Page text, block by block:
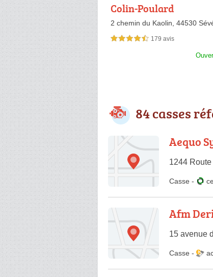
Colin-Poulard
2 chemin du Kaolin, 44530
4,5 étoiles sur 5 179 avis
84 casses
Aequo
1244
Casse -
Afm
15 avenue
Casse -